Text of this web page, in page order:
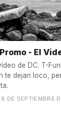
- El
de DC. T-
te dejan loco,
DE SEPTIEMBRE